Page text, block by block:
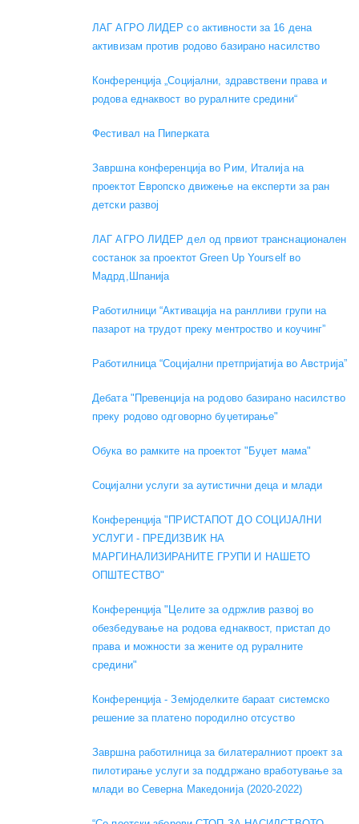
ЛАГ АГРО ЛИДЕР со активности за 16 дена
активизам против родово базирано насилство
Конференција „Социјални, здравствени права и
родова еднаквост во руралните средини“
Фестивал на Пиперката
Завршна конференција во Рим, Италија на
проектот Европско движење на експерти за ран
детски развој
ЛАГ АГРО ЛИДЕР дел од првиот транснационален
состанок за проектот Green Up Yourself во
Мадрд,Шпанија
Работилници “Активација на ранлливи групи на
пазарот на трудот преку ментроство и коучинг”
Работилница “Социјални претпријатија во Австрија”
Дебата "Превенција на родово базирано насилство
преку родово одговорно буџетирање"
Обука во рамките на проектот "Буџет мама"
Социјални услуги за аутистични деца и млади
Конференција "ПРИСТАПОТ ДО СОЦИЈАЛНИ
УСЛУГИ - ПРЕДИЗВИК НА
МАРГИНАЛИЗИРАНИТЕ ГРУПИ И НАШЕТО
ОПШТЕСТВО"
Конференција "Целите за одржлив развој во
обезбедување на родова еднаквост, пристап до
права и можности за жените од руралните
средини"
Конференција - Земјоделките бараат системско
решение за платено породилно отсуство
Завршна работилница за билатералниот проект за
пилотирање услуги за поддржано вработување за
млади во Северна Македонија (2020-2022)